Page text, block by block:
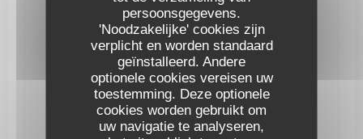
persoonsgegevens.
'Noodzakelijke' cookies zijn
verplicht en worden standaard
geïnstalleerd. Andere
optionele cookies vereisen uw
toestemming. Deze optionele
cookies worden gebruikt om
uw navigatie te analyseren,
Diensten
Airconditioning, Private Hire, Geblokkeerde
toegang, Terras
Betaalmethoden
Apple Pay, Paiement Sans ContactPaiement Sans
Contact, Eurocard / Mastercard, restaurant van